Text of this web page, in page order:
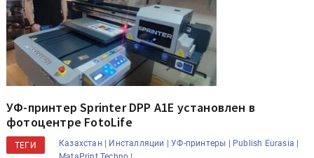
УФ-принтер Sprinter DPP A1E установлен в
фотоцентре FotoLife
ТЕГИ Казахстан | Инсталляции | УФ-принтеры | Publish Eurasia |